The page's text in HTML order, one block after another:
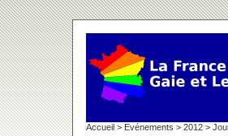
Accueil > Evénements > 2012 >